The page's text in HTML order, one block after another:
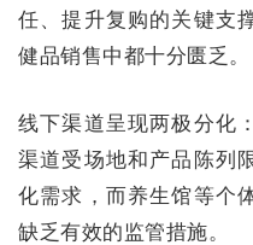
任、提升复购的关键支
健品销售中都十分匮乏。
线下渠道呈现两极分化
渠道受场地和产品陈列
化需求，而养生馆等个
缺乏有效的监管措施。